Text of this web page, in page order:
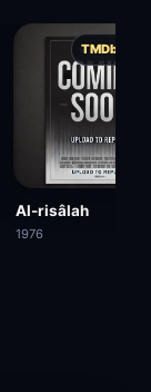
TMDb ★
Al-risâlah
1976